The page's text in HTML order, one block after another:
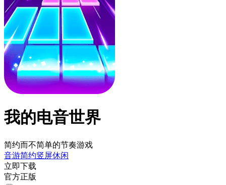
我的电音世界
简约而不简单的节奏游戏
音游简约竖屏休闲
立即下载
官方正版